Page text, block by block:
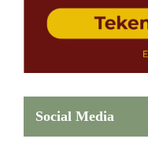
Social Media